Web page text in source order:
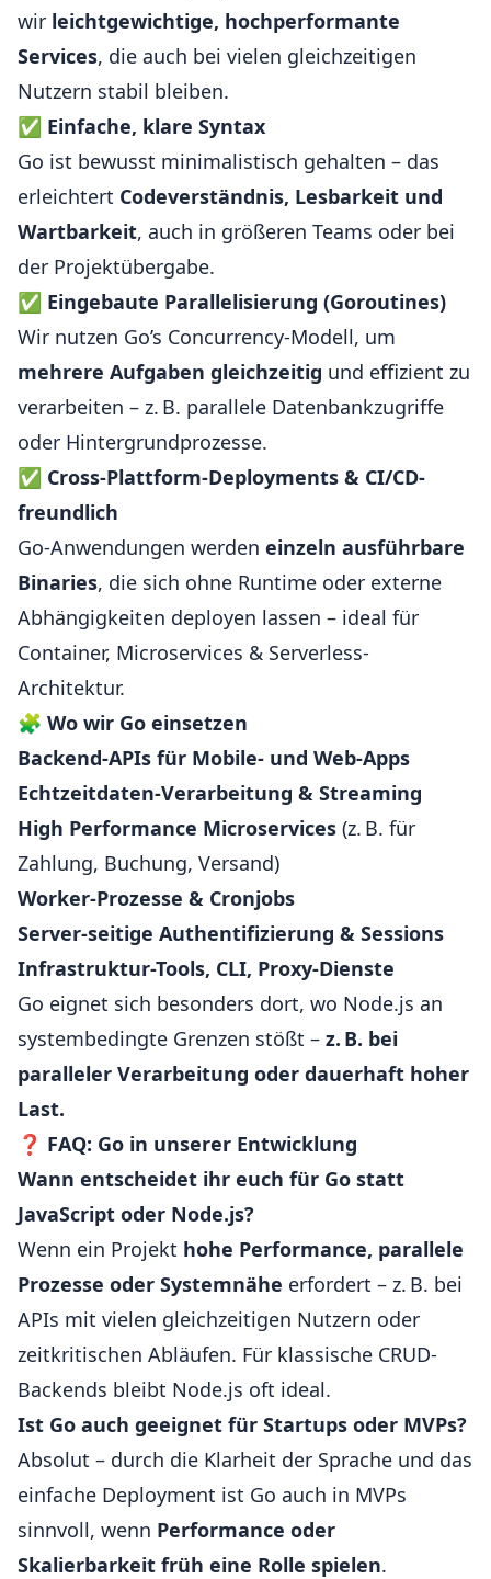
wir leichtgewichtige, hochperformante
Services, die auch bei vielen gleichzeitigen
Nutzern stabil bleiben.
✅ Einfache, klare Syntax
Go ist bewusst minimalistisch gehalten – das
erleichtert Codeverständnis, Lesbarkeit und
Wartbarkeit, auch in größeren Teams oder bei
der Projektübergabe.
✅ Eingebaute Parallelisierung (Goroutines)
Wir nutzen Go’s Concurrency-Modell, um
mehrere Aufgaben gleichzeitig und effizient zu
verarbeiten – z. B. parallele Datenbankzugriffe
oder Hintergrundprozesse.
✅ Cross-Plattform-Deployments & CI/CD-
freundlich
Go-Anwendungen werden einzeln ausführbare
Binaries, die sich ohne Runtime oder externe
Abhängigkeiten deployen lassen – ideal für
Container, Microservices & Serverless-
Architektur.
🧩 Wo wir Go einsetzen
Backend-APIs für Mobile- und Web-Apps
Echtzeitdaten-Verarbeitung & Streaming
High Performance Microservices (z. B. für
Zahlung, Buchung, Versand)
Worker-Prozesse & Cronjobs
Server-seitige Authentifizierung & Sessions
Infrastruktur-Tools, CLI, Proxy-Dienste
Go eignet sich besonders dort, wo Node.js an
systembedingte Grenzen stößt – z. B. bei
paralleler Verarbeitung oder dauerhaft hoher
Last.
❓ FAQ: Go in unserer Entwicklung
Wann entscheidet ihr euch für Go statt
JavaScript oder Node.js?
Wenn ein Projekt hohe Performance, parallele
Prozesse oder Systemnähe erfordert – z. B. bei
APIs mit vielen gleichzeitigen Nutzern oder
zeitkritischen Abläufen. Für klassische CRUD-
Backends bleibt Node.js oft ideal.
Ist Go auch geeignet für Startups oder MVPs?
Absolut – durch die Klarheit der Sprache und das
einfache Deployment ist Go auch in MVPs
sinnvoll, wenn Performance oder
Skalierbarkeit früh eine Rolle spielen.